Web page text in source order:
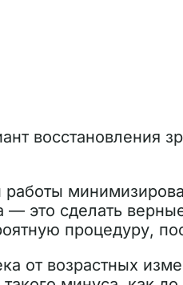
восстановления
— это сделать
процедуру,
от возрастных